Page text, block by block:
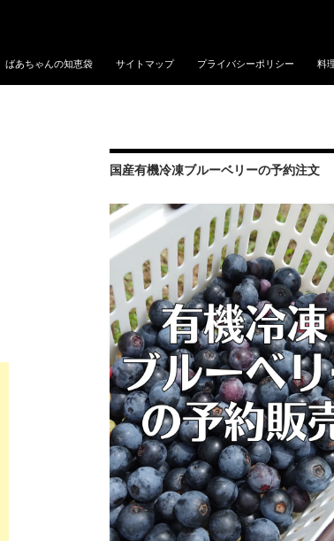
ばあちゃんの知恵袋 サイトマップ プライバシーポリシー 料
国産有機冷凍ブルーベリーの予約注文